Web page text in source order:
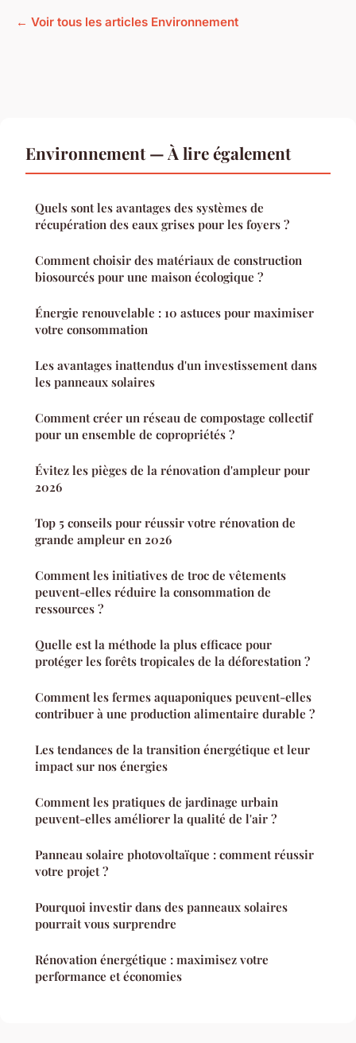
← Voir tous les articles Environnement
Environnement — À lire également
Quels sont les avantages des systèmes de
récupération des eaux grises pour les foyers ?
Comment choisir des matériaux de construction
biosourcés pour une maison écologique ?
Énergie renouvelable : 10 astuces pour maximiser
votre consommation
Les avantages inattendus d'un investissement dans
les panneaux solaires
Comment créer un réseau de compostage collectif
pour un ensemble de copropriétés ?
Évitez les pièges de la rénovation d'ampleur pour
2026
Top 5 conseils pour réussir votre rénovation de
grande ampleur en 2026
Comment les initiatives de troc de vêtements
peuvent-elles réduire la consommation de
ressources ?
Quelle est la méthode la plus efficace pour
protéger les forêts tropicales de la déforestation ?
Comment les fermes aquaponiques peuvent-elles
contribuer à une production alimentaire durable ?
Les tendances de la transition énergétique et leur
impact sur nos énergies
Comment les pratiques de jardinage urbain
peuvent-elles améliorer la qualité de l'air ?
Panneau solaire photovoltaïque : comment réussir
votre projet ?
Pourquoi investir dans des panneaux solaires
pourrait vous surprendre
Rénovation énergétique : maximisez votre
performance et économies